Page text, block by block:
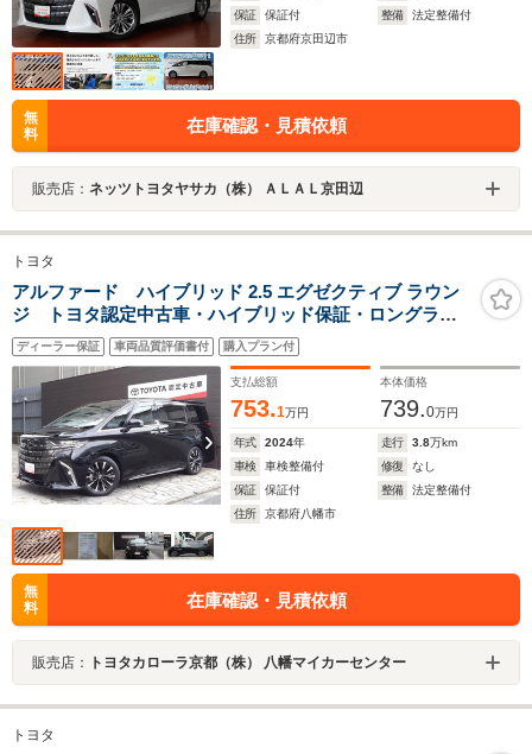
保証
保証付 整備
法定整備付
住所
京都府京田辺市
無
料
在庫確認・見積依頼
販売店： ネッツトヨタヤサカ（株） ＡＬＡＬ京田辺
トヨタ
アルファード ハイブリッド 2.5 エグゼクティブ ラウン
ジ トヨタ認定中古車・ハイブリッド保証・ロングラン
保証1年走行距離無制限付・専用大型ディスプレイオーデ
ィオ・ムーンルーフ・パノラビックビューモニター・
ETC2.0・前後ドラレコ・電子インナーミラー・ワンオー
ナー
ディーラー保証 車両品質評価書付 購入プラン付
支払総額
753.1万円
本体価格
739.0万円
年式 2024年 走行 3.8万km
車検
車検整備付 修復
なし
保証
保証付 整備
法定整備付
住所
京都府八幡市
無
料
在庫確認・見積依頼
販売店： トヨタカローラ京都（株） 八幡マイカーセンター
トヨタ